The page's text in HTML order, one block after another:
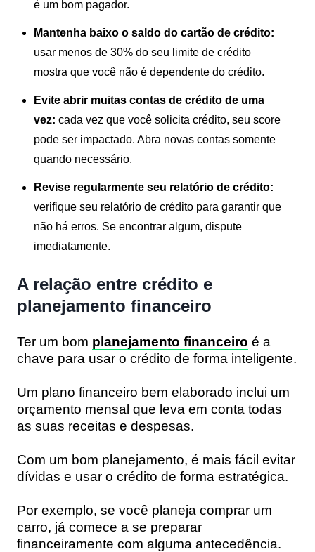
é um bom pagador.
Mantenha baixo o saldo do cartão de crédito:
usar menos de 30% do seu limite de crédito
mostra que você não é dependente do crédito.
Evite abrir muitas contas de crédito de uma
vez: cada vez que você solicita crédito, seu score
pode ser impactado. Abra novas contas somente
quando necessário.
Revise regularmente seu relatório de crédito:
verifique seu relatório de crédito para garantir que
não há erros. Se encontrar algum, dispute
imediatamente.
A relação entre crédito e
planejamento financeiro
Ter um bom planejamento financeiro é a
chave para usar o crédito de forma inteligente.
Um plano financeiro bem elaborado inclui um
orçamento mensal que leva em conta todas
as suas receitas e despesas.
Com um bom planejamento, é mais fácil evitar
dívidas e usar o crédito de forma estratégica.
Por exemplo, se você planeja comprar um
carro, já comece a se preparar
financeiramente com alguma antecedência.